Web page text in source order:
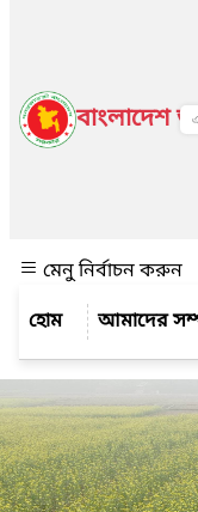
বাংলাদেশ
মেনু নির্বাচন করুন
আমাদের